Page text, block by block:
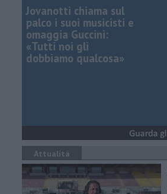
Jovanotti chiama sul
palco i suoi musicisti e
omaggia Guccini:
«Tutti noi gli
dobbiamo qualcosa»
Attualità